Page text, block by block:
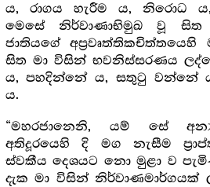
ය, රාගය හැරීම ය, නිරොධ
මෙසේ නිර්වාණාභිමුඛ වූ
ජාතියගේ
සිත මා විසින් භවනිස්සරණය
ය, පහදින්නේ ය, සතුටු වන්නේ
ය.
“මහරජානෙනි, යම් සේ
අතිදූරයෙහි දි මග නැසීම
ස්වකීය දෙශයට නො මුළා ව
දැක මා විසින්